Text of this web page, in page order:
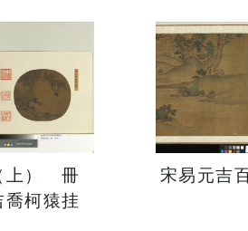
上） 冊
喬柯猿挂
宋易元吉